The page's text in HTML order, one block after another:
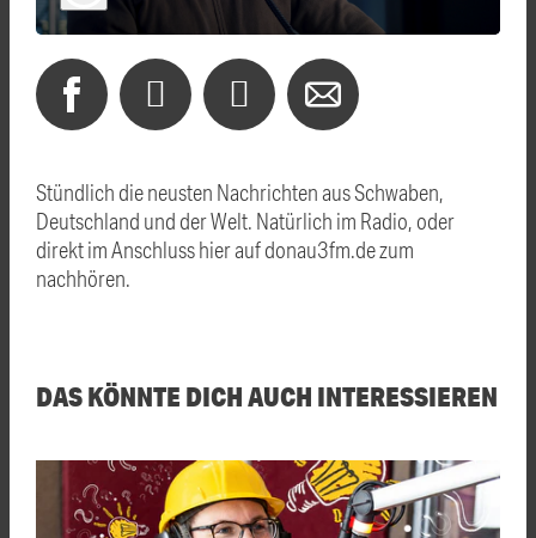
Stündlich die neusten Nachrichten aus Schwaben,
Deutschland und der Welt. Natürlich im Radio, oder
direkt im Anschluss hier auf donau3fm.de zum
nachhören.
DAS KÖNNTE DICH AUCH INTERESSIEREN